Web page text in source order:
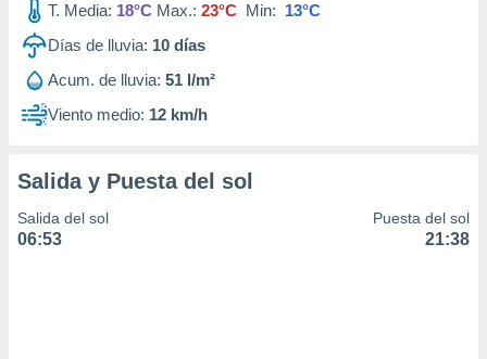
T. Media: 18°C Max.: 23°C Min: 13°C
Días de lluvia: 10 días
Acum. de lluvia: 51 l/m²
Viento medio: 12 km/h
Salida y Puesta del sol
Salida del sol
06:53
Puesta del sol
21:38